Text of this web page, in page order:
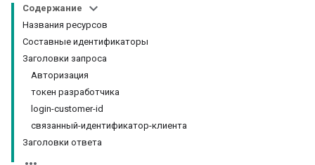
Содержание
Названия ресурсов
Составные идентификаторы
Заголовки запроса
Авторизация
токен разработчика
login-customer-id
связанный-идентификатор-клиента
Заголовки ответа